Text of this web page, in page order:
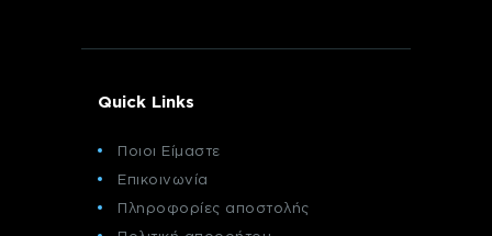
Quick Links
Ποιοι Είμαστε
Επικοινωνία
Πληροφορίες αποστολής